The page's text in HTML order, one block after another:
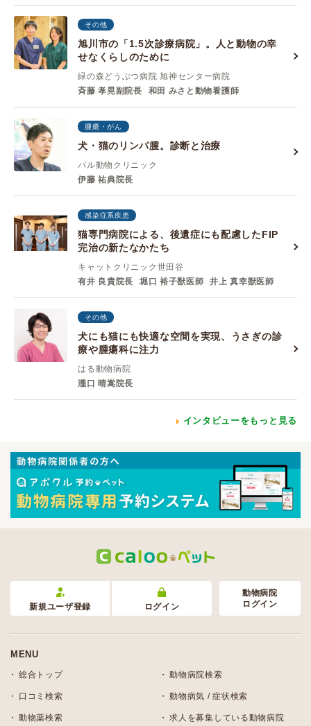
その他
旭川市の「1.5次診療病院」。人と動物の幸
せなくらしのために
緑の森どうぶつ病院 旭神センター病院
斉藤 孝晃副院長
和田 みさと動物看護師
腫瘍・がん
犬・猫のリンパ腫。診断と治療
パル動物クリニック
伊藤 祐典院長
感染症系疾患
猫専門病院による、後遺症にも配慮したFIP
完治の新たなかたち
キャットクリニック世田谷
有井 良貴院長
堀口 裕子獣医師 井上 真幸獣医師
その他
犬にも猫にも快適な空間を実現、うさぎの診
療や腫瘍科に注力
はる動物病院
瀧口 晴嵩院長
インタビューをもっと見る
新規ユーザ登録 ログイン
動物病院
ログイン
MENU
総合トップ 動物病院検索
口コミ検索 動物病気 / 症状検索
動物薬検索 求人を募集している動物病院